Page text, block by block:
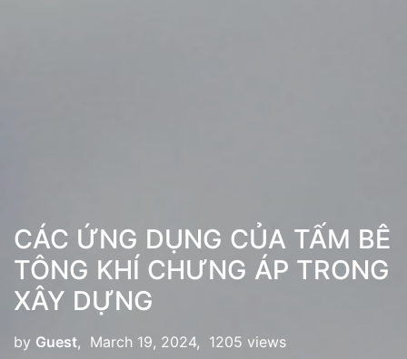
CÁC ỨNG DỤNG CỦA TẤM BÊ
TÔNG KHÍ CHƯNG ÁP TRONG
XÂY DỰNG
by Guest, March 19, 2024, 1205 views